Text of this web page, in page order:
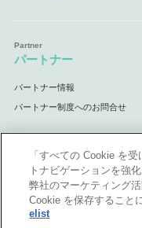
パートナー
パートナー情報
パートナー制度へのお問合せ
サポート
サポート情報
「すべての Cookie を
トナビゲーションを強
弊社のマーケティング
Cookie を保存すること
elist